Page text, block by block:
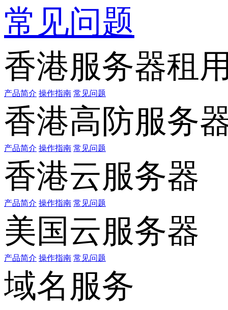
常见问题
香港服务器租
产品简介 操作指南 常见问题
香港高防服务
产品简介 操作指南 常见问题
香港云服务器
产品简介 操作指南 常见问题
美国云服务器
产品简介 操作指南 常见问题
域名服务